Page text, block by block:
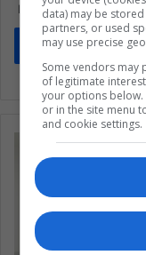
Mantente informado
data) may be
partners, or used
may use precise
Some vendors may
of legitimate
your options
or in the site menu
and cookie settings.